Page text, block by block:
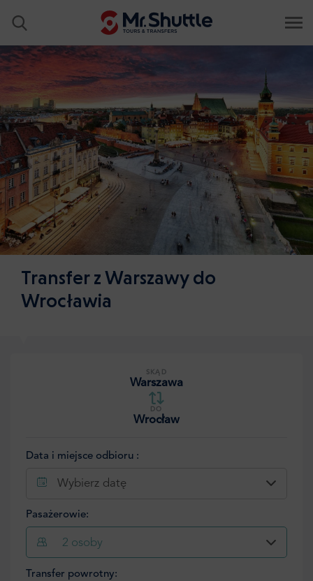
Transfer z Warszawy do
Wrocławia
SKĄD
Warszawa
DO
Wrocław
Data i miejsce odbioru :
Wybierz datę
Pasażerowie:
2 osoby
Transfer powrotny: